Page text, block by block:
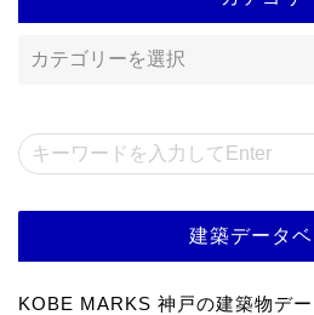
建築データ
KOBE MARKS 神戸の建築物デー